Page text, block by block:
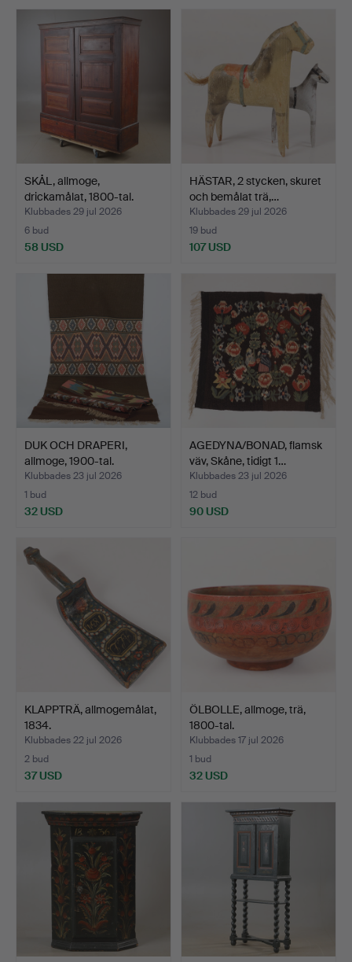
SKÅL, allmoge,
drickamålat, 1800-tal.
Klubbades 29 jul 2026
6 bud
58 USD
HÄSTAR, 2 stycken, skuret
och bemålat trä,…
Klubbades 29 jul 2026
19 bud
107 USD
DUK OCH DRAPERI,
allmoge, 1900-tal.
Klubbades 23 jul 2026
1 bud
32 USD
AGEDYNA/BONAD, flamsk
väv, Skåne, tidigt 1…
Klubbades 23 jul 2026
12 bud
90 USD
KLAPPTRÄ, allmogemålat,
1834.
Klubbades 22 jul 2026
2 bud
37 USD
ÖLBOLLE, allmoge, trä,
1800-tal.
Klubbades 17 jul 2026
1 bud
32 USD